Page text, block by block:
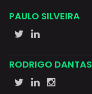
PAULO SILVEIRA
RODRIGO DANTAS